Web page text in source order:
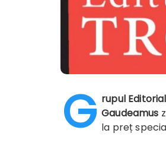
G rupul
Gaudeamus
la preț